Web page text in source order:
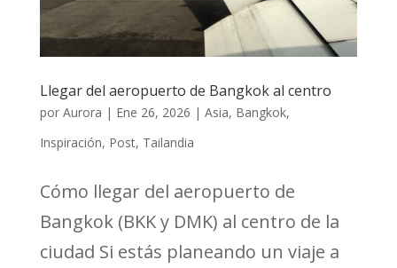
Llegar del aeropuerto de Bangkok al centro
por Aurora | Ene 26, 2026 | Asia, Bangkok,
Inspiración, Post, Tailandia
Cómo llegar del aeropuerto de
Bangkok (BKK y DMK) al centro de la
ciudad Si estás planeando un viaje a